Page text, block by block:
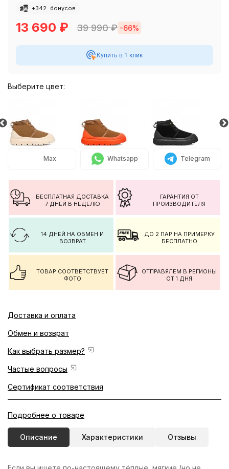
+342 бонусов
13 690 ₽ 39 990₽ -66%
Купить в 1 клик
Выберите цвет:
Max Whatsapp Telegram
БЕСПЛАТНАЯ ДОСТАВКА
7 ДНЕЙ В НЕДЕЛЮ
ГАРАНТИЯ ОТ
ПРОИЗВОДИТЕЛЯ
14 ДНЕЙ НА ОБМЕН И
ВОЗВРАТ
ДО 2 ПАР НА ПРИМЕРКУ
БЕСПЛАТНО
ТОВАР СООТВЕТСТВУЕТ
ФОТО
ОТПРАВЯЛЕМ В РЕГИОНЫ
ОТ 1 ДНЯ
Доставка и оплата
Обмен и возврат
Как выбрать размер?
Частые вопросы
Сертификат соответствия
Подробнее о товаре
Описание Характеристики Отзывы